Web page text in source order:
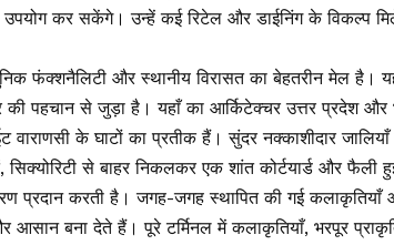
कर सकेंगे। उन्हें कई रिटेल और डाईनिंग के विकल्प
फंक्शनैलिटी और स्थानीय विरासत का बेहतरीन मेल है।
की पहचान से जुड़ा है। यहाँ का आर्किटेक्चर उत्तर प्रदेश और
वाराणसी के घाटों का प्रतीक हैं। सुंदर नक्काशीदार
से बाहर निकलकर एक शांत कोर्टयार्ड और फैली
प्रदान करती है। जगह-जगह स्थापित की गई
आसान बना देते हैं। पूरे टर्मिनल में कलाकृतियाँ, भरपूर